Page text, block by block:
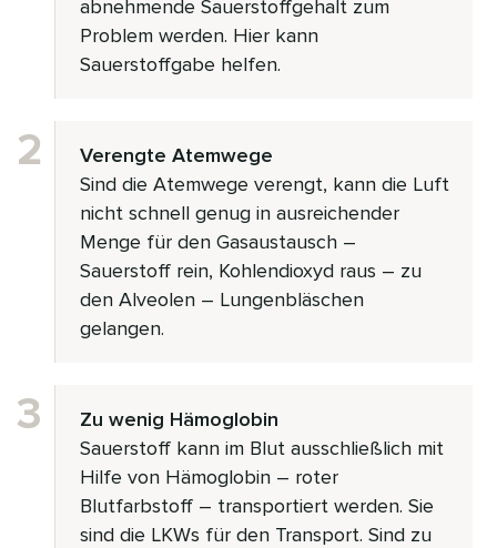
abnehmende Sauerstoffgehalt zum
Problem werden. Hier kann
Sauerstoffgabe helfen.
Verengte Atemwege
Sind die Atemwege verengt, kann die Luft
nicht schnell genug in ausreichender
Menge für den Gasaustausch –
Sauerstoff rein, Kohlendioxyd raus – zu
den Alveolen – Lungenbläschen
gelangen.
Zu wenig Hämoglobin
Sauerstoff kann im Blut ausschließlich mit
Hilfe von Hämoglobin – roter
Blutfarbstoff – transportiert werden. Sie
sind die LKWs für den Transport. Sind zu